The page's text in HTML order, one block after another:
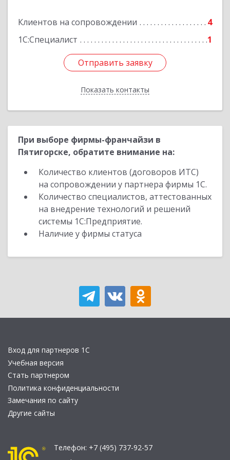
Клиентов на сопровождении
4
1С:Специалист
1
Отправить заявку
Показать контакты
Подробнее
Отправить заявку
Назад
При выборе фирмы-франчайзи в
Пятигорске, обратите внимание на:
Количество клиентов (договоров ИТС)
на сопровождении у партнера фирмы 1С.
Количество специалистов, аттестованных
на внедрение технологий и решений
системы 1С:Предприятие.
Наличие у фирмы статуса
Вход для партнеров 1С
Учебная версия
Стать партнером
Политика конфиденциальности
Замечания по сайту
Другие сайты
Телефон: +7 (495) 737-92-57